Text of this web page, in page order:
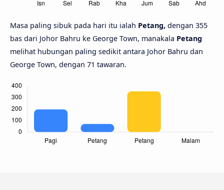
Masa paling sibuk pada hari itu ialah Petang, dengan 355
bas dari Johor Bahru ke George Town, manakala Petang
melihat hubungan paling sedikit antara Johor Bahru dan
George Town, dengan 71 tawaran.